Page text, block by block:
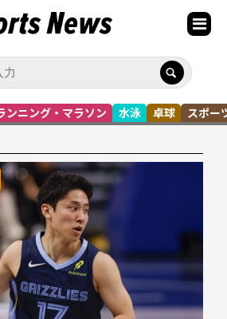
ンニング・マラソン 水泳 卓球 スポー